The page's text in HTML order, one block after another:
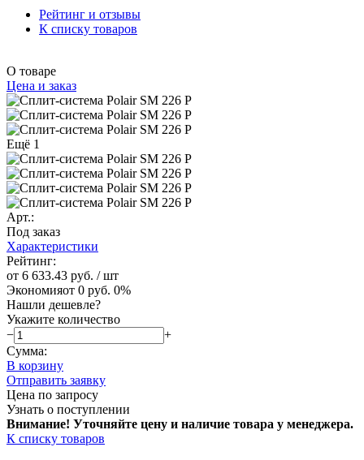
Рейтинг и отзывы
К списку товаров
О товаре
Цена и заказ
Ещё 1
Арт.:
Под заказ
Характеристики
Рейтинг:
от 6 633.43 руб. / шт
Экономияот 0 руб. 0%
Нашли дешевле?
Укажите количество
−
+
Сумма:
В корзину
Отправить заявку
Цена по запросу
Узнать о поступлении
Внимание! Уточняйте цену и наличие товара у менеджера.
К списку товаров